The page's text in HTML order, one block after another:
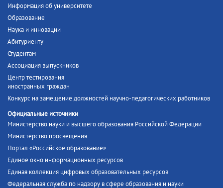
Информация об университете
Образование
Наука и инновации
Абитуриенту
Студентам
Ассоциация выпускников
Центр тестирования
иностранных граждан
Конкурс на замещение должностей научно-педагогических работников
Официальные источники
Министерство науки и высшего образования Российской Федерации
Министерство просвещения
Портал «Российское образование»
Единое окно информационных ресурсов
Единая коллекция цифровых образовательных ресурсов
Федеральная служба по надзору в сфере образования и науки